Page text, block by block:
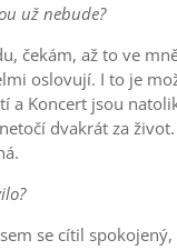
už nebude?
čekám, až to ve
oslovují. I to je
a Koncert jsou
dvakrát za
se cítil